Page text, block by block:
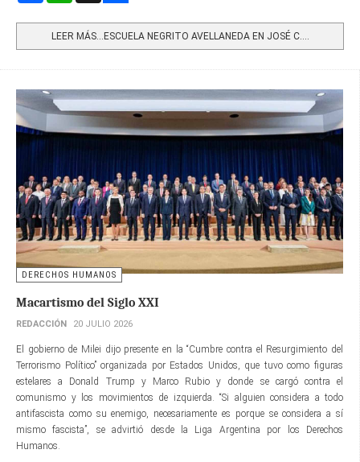
LEER MÁS…ESCUELA NEGRITO AVELLANEDA EN JOSÉ C....
DERECHOS HUMANOS
Macartismo del Siglo XXI
REDACCIÓN 20 JULIO 2026
El gobierno de Milei dijo presente en la “Cumbre contra el Resurgimiento del
Terrorismo Político” organizada por Estados Unidos, que tuvo como figuras
estelares a Donald Trump y Marco Rubio y donde se cargó contra el
comunismo y los movimientos de izquierda. “Si alguien considera a todo
antifascista como su enemigo, necesariamente es porque se considera a sí
mismo fascista”, se advirtió desde la Liga Argentina por los Derechos
Humanos.